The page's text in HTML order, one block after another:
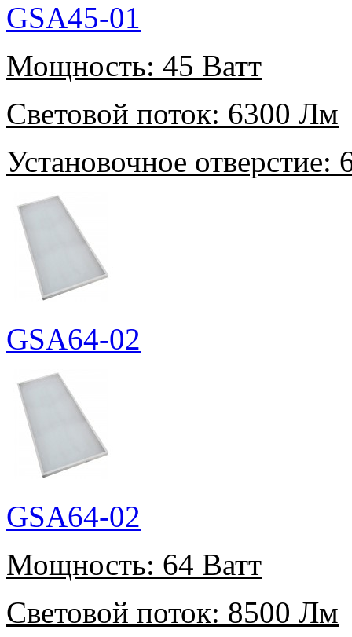
GSA45-01
Мощность: 45 Ватт
Световой поток: 6300 Лм
Установочное отверстие:
GSA64-02
GSA64-02
Мощность: 64 Ватт
Световой поток: 8500 Лм